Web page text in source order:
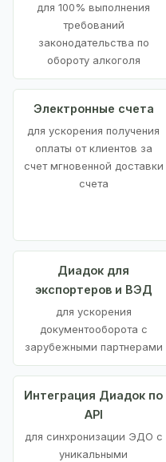
для 100% выполнения
требований
законодательства по
обороту алкоголя
Электронные счета
для ускорения получения
оплаты от клиентов за
счет мгновенной доставки
счета
Диадок для
экспортеров и ВЭД
для ускорения
документооборота с
зарубежными партнерами
Интеграция Диадок по
API
для синхронизации ЭДО с
уникальными